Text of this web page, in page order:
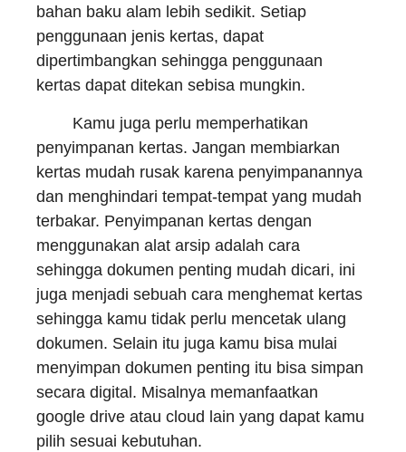
bahan baku alam lebih sedikit. Setiap
penggunaan jenis kertas, dapat
dipertimbangkan sehingga penggunaan
kertas dapat ditekan sebisa mungkin.
Kamu juga perlu memperhatikan
penyimpanan kertas. Jangan membiarkan
kertas mudah rusak karena penyimpanannya
dan menghindari tempat-tempat yang mudah
terbakar. Penyimpanan kertas dengan
menggunakan alat arsip adalah cara
sehingga dokumen penting mudah dicari, ini
juga menjadi sebuah cara menghemat kertas
sehingga kamu tidak perlu mencetak ulang
dokumen. Selain itu juga kamu bisa mulai
menyimpan dokumen penting itu bisa simpan
secara digital. Misalnya memanfaatkan
google drive atau cloud lain yang dapat kamu
pilih sesuai kebutuhan.